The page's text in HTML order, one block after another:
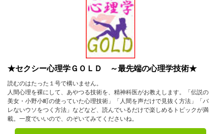
★セクシー心理学ＧＯＬＤ ～最先端の心理学技術★
読むのはたった１号で構いません。
人間心理を裸にして、あやつる技術を、精神科医がお教えします。「伝説の
美女・小野小町の使っていた心理技術」「人間を声だけで見抜く方法」「バ
レないウソをつく方法」などなど、読んでいるだけで楽しめるトピックが満
載。一度でいいので、のぞいてみてくださいね。